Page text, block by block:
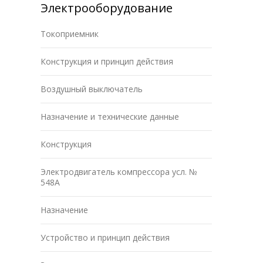
Электрооборудование
Токоприемник
Конструкция и принцип действия
Воздушный выключатель
Назначение и технические данные
Конструкция
Электродвигатель компрессора усл. №
548А
Назначение
Устройство и принцип действия